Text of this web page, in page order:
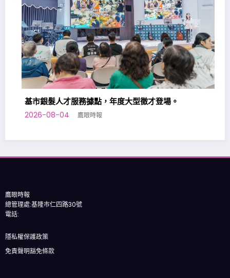
銀髮人才服務據點，年度大型徵才登場。
08-04 鷹眼時報
鷹眼時報
總管理處:基隆市仁四路30號
電話:
隱私權保護政策
免責聲明豁免條款